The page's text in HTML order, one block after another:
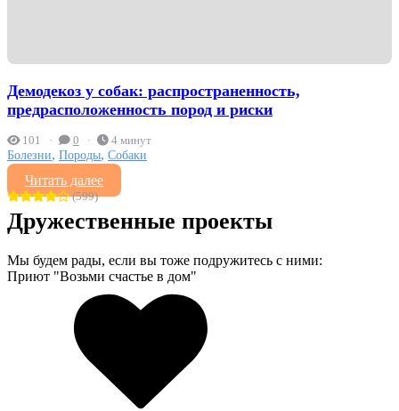
Демодекоз у собак: распространенность,
предрасположенность пород и риски
101 0 4 минут
Болезни, Породы, Собаки
Читать далее
(599)
Дружественные проекты
Мы будем рады, если вы тоже подружитесь с ними:
Приют "Возьми счастье в дом"